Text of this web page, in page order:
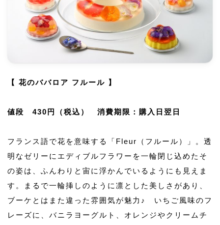
【 花のババロア フルール 】
値段 430円（税込） 消費期限：購入日翌日
フランス語で花を意味する「Fleur（フルール）」。透
明なゼリーにエディブルフラワーを一輪閉じ込めたそ
の姿は、ふんわりと宙に浮かんでいるようにも見えま
す。まるで一輪挿しのように凛とした美しさがあり、
ブーケとはまた違った雰囲気が魅力♪ いちご風味のフ
レーズに、バニラヨーグルト、オレンジやクリームチ